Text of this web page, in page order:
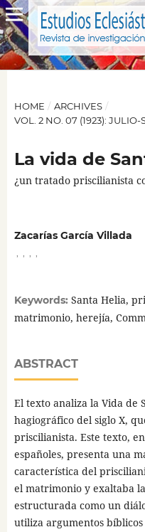
HOME / ARCHIVES /
VOL. 2 NO. 07 (1923): JULIO-
La vida de
¿un tratado priscilianista
Zacarías García Villada
Keywords: Santa Helia,
matrimonio, herejía,
ABSTRACT
El texto analiza la Vida de
hagiográfico del siglo X,
priscilianista. Este texto,
españoles, presenta una
característica del
el matrimonio y exaltaba
estructurada como un
utiliza argumentos